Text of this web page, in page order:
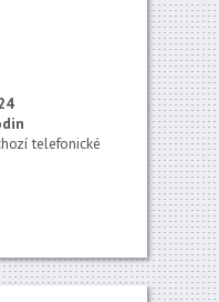
telefonické